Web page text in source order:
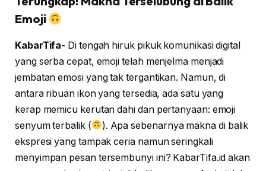
Emoji
KabarTifa- Di tengah hiruk pikuk komunikasi digital
yang serba cepat, emoji telah menjelma menjadi
jembatan emosi yang tak tergantikan. Namun, di
antara ribuan ikon yang tersedia, ada satu yang
kerap memicu kerutan dahi dan pertanyaan: emoji
senyum terbalik (
). Apa sebenarnya makna di balik
ekspresi yang tampak ceria namun seringkali
menyimpan pesan tersembunyi ini? KabarTifa.id akan